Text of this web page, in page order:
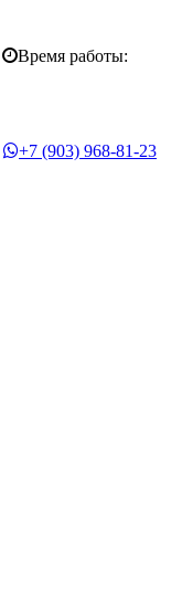
Время работы:
+7 (903) 968-81-23